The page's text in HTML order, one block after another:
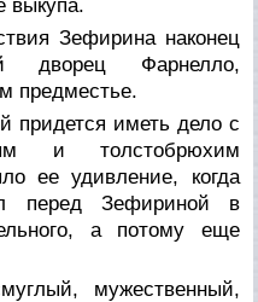
выкупа.
Зефирина наконец
дворец Фарнелло,
предместье.
придется иметь дело с
и толстобрюхим
ее удивление, когда
перед Зефириной в
а потому еще
мужественный,